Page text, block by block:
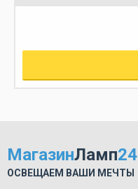
МагазинЛамп24
ОСВЕЩАЕМ ВАШИ МЕЧТЫ